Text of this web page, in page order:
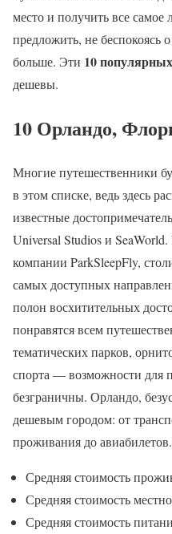
место и получить все
предложить, не беспокоясь
больше. Эти 10
дешевы.
10 Орландо,
Многие путешественники
в этом списке, ведь здесь
известные
Universal Studios и
компании ParkSleepFly,
самых доступных
полон восхитительных
понравятся всем
тематических парков,
спорта — возможности для
безграничны. Орландо,
дешевым городом: от
проживания до авиабилетов.
Средняя стоимость
Средняя стоимость
Средняя стоимость